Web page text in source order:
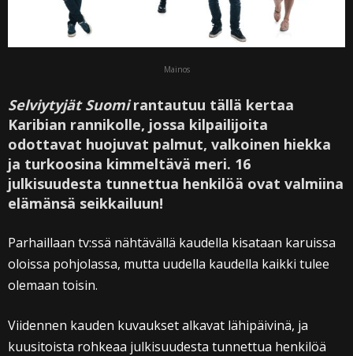
Mainos
Selviytyjät Suomirantautuu tällä kertaa
Karibian rannikolle, jossa kilpailijoita
odottavat huojuvat palmut, valkoinen hiekka
ja turkoosina kimmeltävä meri. 16
julkisuudesta tunnettua henkilöä ovat valmiina
elämänsä seikkailuun!
Parhaillaan tv:ssä nähtävällä kaudella kisataan karuissa
oloissa pohjolassa, mutta uudella kaudella kaikki tulee
olemaan toisin.
Viidennen kauden kuvaukset alkavat lähipäivinä, ja
kuusitoista rohkeaa julkisuudesta tunnettua henkilöä